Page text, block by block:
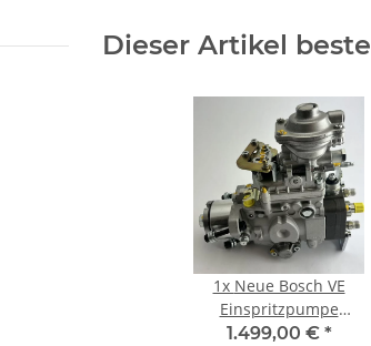
Dieser Artikel
1x Neue Bosch VE
Einspritzpumpe
8720A011A für Ford
1.499,00 € *